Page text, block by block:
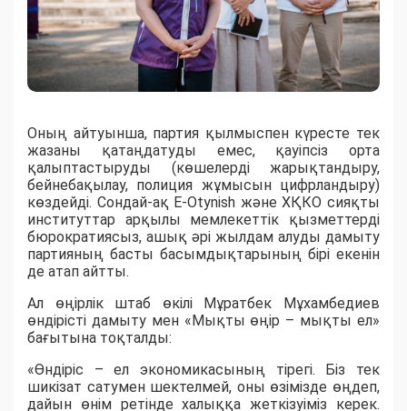
Оның айтуынша, партия қылмыспен күресте тек
жазаны қатаңдатуды емес, қауіпсіз орта
қалыптастыруды (көшелерді жарықтандыру,
бейнебақылау, полиция жұмысын цифрландыру)
көздейді. Сондай-ақ E-Otynish және ХҚКО сияқты
институттар арқылы мемлекеттік қызметтерді
бюрократиясыз, ашық әрі жылдам алуды дамыту
партияның басты басымдықтарының бірі екенін
де атап айтты.
Ал өңірлік штаб өкілі Мұратбек Мұхамбедиев
өндірісті дамыту мен «Мықты өңір – мықты ел»
бағытына тоқталды:
«Өндіріс – ел экономикасының тірегі. Біз тек
шикізат сатумен шектелмей, оны өзімізде өңдеп,
дайын өнім ретінде халыққа жеткізуіміз керек.